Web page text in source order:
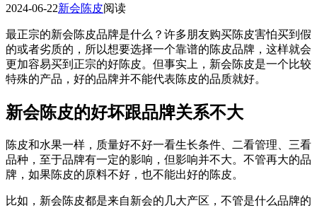
2024-06-22新会陈皮阅读
最正宗的新会陈皮品牌是什么？许多朋友购买陈皮害怕买到假
的或者劣质的，所以想要选择一个靠谱的陈皮品牌，这样就会
更加容易买到正宗的好陈皮。但事实上，新会陈皮是一个比较
特殊的产品，好的品牌并不能代表陈皮的品质就好。
新会陈皮的好坏跟品牌关系不大
陈皮和水果一样，质量好不好一看生长条件、二看管理、三看
品种，至于品牌有一定的影响，但影响并不大。不管再大的品
牌，如果陈皮的原料不好，也不能出好的陈皮。
比如，新会陈皮都是来自新会的几大产区，不管是什么品牌的